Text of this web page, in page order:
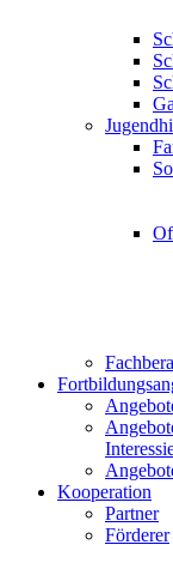
Kooperation
Partner
Förderer